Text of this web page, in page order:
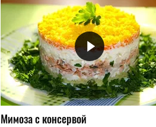
Мимоза с консервой